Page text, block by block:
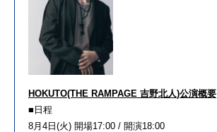
HOKUTO(THE RAMPAGE 吉野北人)公演概要
■日程
8月4日(火) 開場17:00 / 開演18:00